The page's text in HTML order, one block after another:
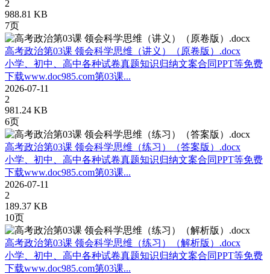
2
988.81 KB
7页
高考政治第03课 领会科学思维（讲义）（原卷版）.docx
小学、初中、高中各种试卷真题知识归纳文案合同PPT等免费
下载www.doc985.com第03课...
2026-07-11
2
981.24 KB
6页
高考政治第03课 领会科学思维（练习）（答案版）.docx
小学、初中、高中各种试卷真题知识归纳文案合同PPT等免费
下载www.doc985.com第03课...
2026-07-11
2
189.37 KB
10页
高考政治第03课 领会科学思维（练习）（解析版）.docx
小学、初中、高中各种试卷真题知识归纳文案合同PPT等免费
下载www.doc985.com第03课...